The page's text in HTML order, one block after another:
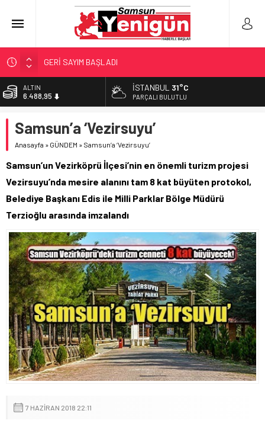
GERİ SAYIM BAŞLADI
SAMSUNSPOR’DA HEDEF 5’İNCİLİK!
‘BAFRA’YA YATIRIM YAPIN!’
YÖNETİCİ SEÇERKEN YAPILAN EN BÜYÜK HATALAR
BİST
13.798,82
47,5939
EURO
6.488,95
İSTANBUL 31°C
PARÇALI BULUTLU
Samsun’a ‘Vezirsuyu’
Anasayfa » GÜNDEM » Samsun’a ‘Vezirsuyu’
Samsun’un Vezirköprü İlçesi’nin en önemli turizm projesi
Vezirsuyu’nda mesire alanını tam 8 kat büyüten protokol,
Belediye Başkanı Edis ile Milli Parklar Bölge Müdürü
Terzioğlu arasında imzalandı
7 HAZIRAN 2018 22:11